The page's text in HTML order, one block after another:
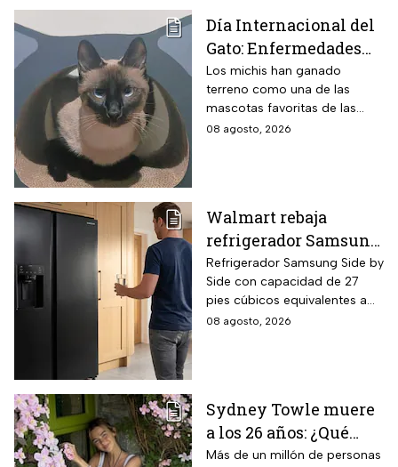
Día Internacional del
Gato: Enfermedades
más comunes y cómo
cuidar a estos felinos
Los michis han ganado
terreno como una de las
mascotas favoritas de las
familias mexicanas y hoy 8 de
08 agosto, 2026
Walmart rebaja
refrigerador Samsung
Side by Side 27 pies
negro para familias
con casi 40% de
descuento
Refrigerador Samsung Side by
Side con capacidad de 27
pies cúbicos equivalentes a
716 litros, tecnología
Inverter con 20 años de
garantía exclusiva,
dispensador de agua y hielo
08 agosto, 2026
Sydney Towle muere
a los 26 años: ¿Qué
cáncer padecía la
Más de un millón de personas